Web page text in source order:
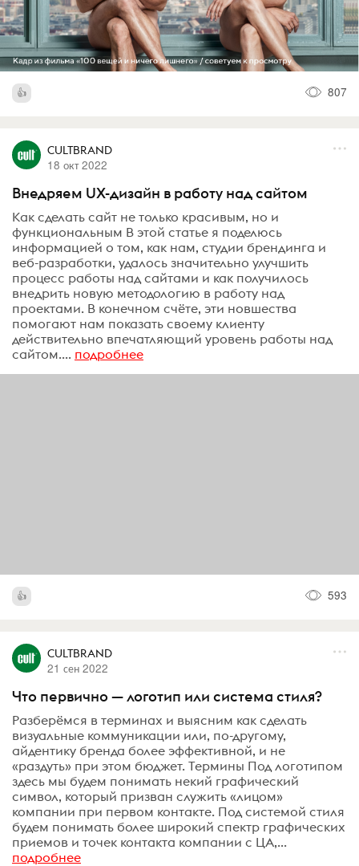
807
CULTBRAND
18 окт 2022
Внедряем UX-дизайн в работу над сайтом
Как сделать сайт не только красивым, но и
функциональным В этой статье я поделюсь
информацией о том, как нам, студии брендинга и
веб-разработки, удалось значительно улучшить
процесс работы над сайтами и как получилось
внедрить новую методологию в работу над
проектами. В конечном счёте, эти новшества
помогают нам показать своему клиенту
действительно впечатляющий уровень работы над
сайтом.... подробнее
593
CULTBRAND
21 сен 2022
Что первично — логотип или система стиля?
Разберёмся в терминах и выясним как сделать
визуальные коммуникации или, по-другому,
айдентику бренда более эффективной, и не
«раздуть» при этом бюджет. Термины Под логотипом
здесь мы будем понимать некий графический
символ, который призван служить «лицом»
компании при первом контакте. Под системой стиля
будем понимать более широкий спектр графических
приемов и точек контакта компании с ЦА,...
подробнее